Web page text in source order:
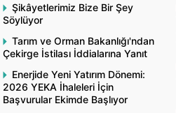
Şikâyetlerimiz Bize Bir Şey
Söylüyor
Tarım ve Orman Bakanlığı'ndan
Çekirge İstilası İddialarına Yanıt
Enerjide Yeni Yatırım Dönemi:
2026 YEKA İhaleleri İçin
Başvurular Ekimde Başlıyor